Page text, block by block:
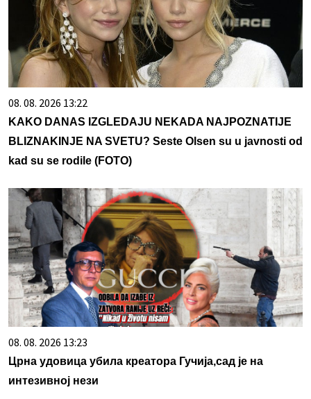
08. 08. 2026 13:22
KAKO DANAS IZGLEDAJU NEKADA NAJPOZNATIJE
BLIZNAKINJE NA SVETU? Seste Olsen su u javnosti od
kad su se rodile (FOTO)
08. 08. 2026 13:23
Црна удовица убила креатора Гучија,сад је на
интезивној нези